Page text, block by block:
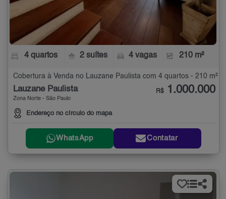
4 quartos 2 suítes 4 vagas 210 m²
Cobertura à Venda no Lauzane Paulista com 4 quartos - 210 m²
Lauzane Paulista
Zona Norte - São Paulo
Endereço no círculo do mapa
R$ 1.000.000
WhatsApp Contatar